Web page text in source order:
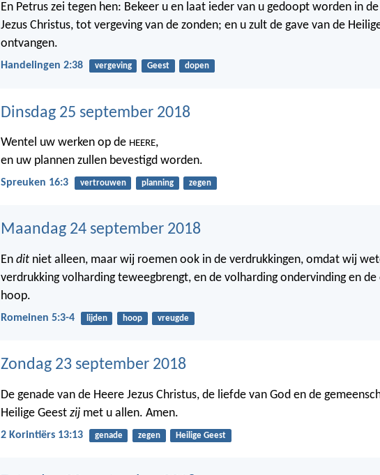
En Petrus zei tegen hen: Bekeer u en laat ieder van u gedoopt worden in
Jezus Christus, tot vergeving van de zonden; en u zult de gave van de
ontvangen.
Handelingen 2:38 vergeving Geest dopen
Dinsdag 25 september 2018
Wentel uw werken op de HEERE,
en uw plannen zullen bevestigd worden.
Spreuken 16:3 vertrouwen planning zegen
Maandag 24 september 2018
En dit niet alleen, maar wij roemen ook in de verdrukkingen, omdat wij
verdrukking volharding teweegbrengt, en de volharding ondervinding en
hoop.
Romeinen 5:3-4 lijden hoop vreugde
Zondag 23 september 2018
De genade van de Heere Jezus Christus, de liefde van God en de
Heilige Geest zij met u allen. Amen.
2 Korintiërs 13:13 genade zegen Heilige Geest